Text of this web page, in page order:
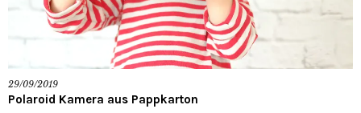
29/09/2019
Polaroid Kamera aus Pappkarton